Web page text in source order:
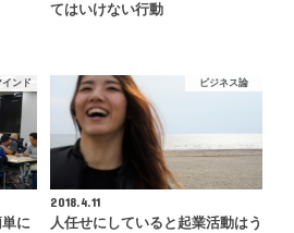
てはいけない行動
インド
に
ビジネス論
2018.4.11
人任せにしていると起業活動はう